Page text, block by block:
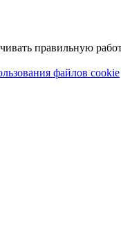
правильную
файлов cookie